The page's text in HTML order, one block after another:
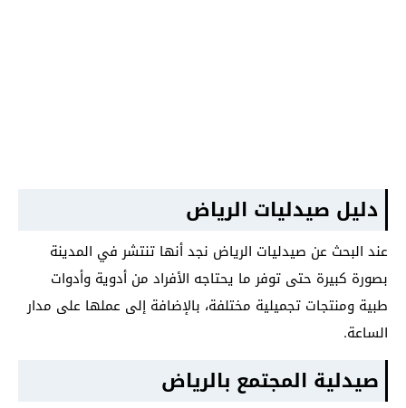
دليل صيدليات الرياض
عند البحث عن صيدليات الرياض نجد أنها تنتشر في المدينة
بصورة كبيرة حتى توفر ما يحتاجه الأفراد من أدوية وأدوات
طبية ومنتجات تجميلية مختلفة، بالإضافة إلى عملها على مدار
الساعة.
صيدلية المجتمع بالرياض